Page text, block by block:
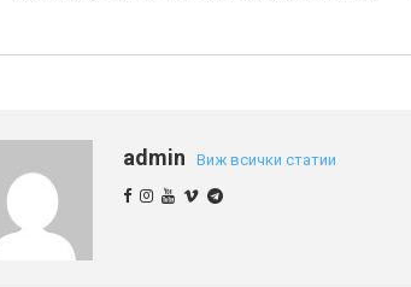
admin Виж всички статии